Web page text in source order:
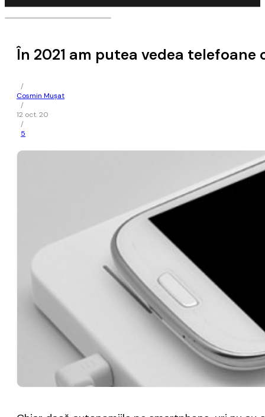
În 2021 am putea vedea
/
Cosmin Mușat
/
12 oct. 20
/
5